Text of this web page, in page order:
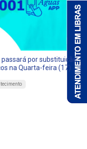
por substituição
na Quarta-feira (17)